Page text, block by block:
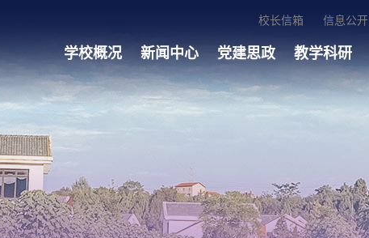
学校概况 新闻中心 党建思政 教学科研
校长信箱 信息公开